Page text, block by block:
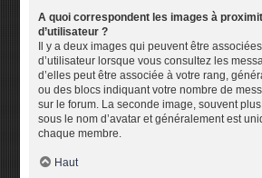
A quoi correspondent les images à
d’utilisateur ?
Il y a deux images qui peuvent être
d’utilisateur lorsque vous consultez les
d’elles peut être associée à votre rang,
ou des blocs indiquant votre nombre de
sur le forum. La seconde image, souvent
sous le nom d’avatar et généralement est
chaque membre.
Haut